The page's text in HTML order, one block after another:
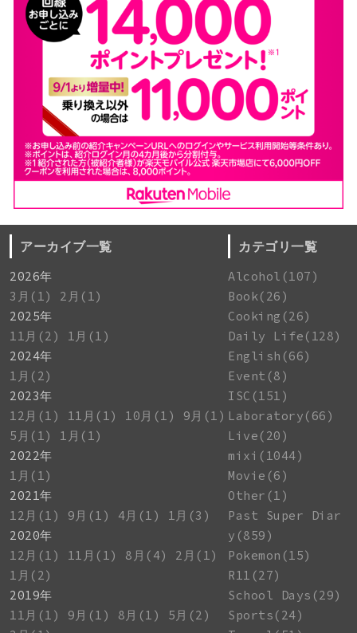
アーカイブ一覧
2026年
3月(1)
2月(1)
2025年
11月(2)
1月(1)
2024年
1月(2)
2023年
12月(1)
11月(1) 10月(1)
9月(1)
5月(1)
1月(1)
2022年
1月(1)
2021年
12月(1)
9月(1) 4月(1)
1月(3)
2020年
12月(1)
11月(1) 8月(4)
2月(1)
1月(2)
2019年
11月(1)
9月(1) 8月(1)
5月(2)
カテゴリ一覧
Alcohol(107)
Book(26)
Cooking(26)
Daily Life(128)
English(66)
Event(8)
ISC(151)
Laboratory(66)
Live(20)
mixi(1044)
Movie(6)
Other(1)
Past Super Diar
y(859)
Pokemon(15)
R11(27)
School Days(29)
Sports(24)